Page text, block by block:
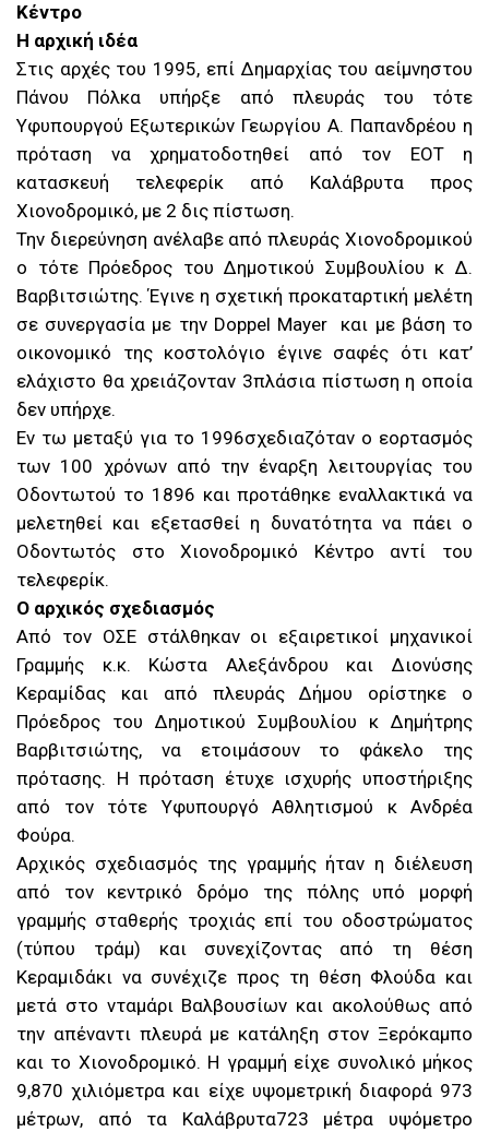
Κέντρο
Η αρχική ιδέα
Στις αρχές του 1995, επί Δημαρχίας του αείμνηστου
Πάνου Πόλκα υπήρξε από πλευράς του τότε
Υφυπουργού Εξωτερικών Γεωργίου Α. Παπανδρέου η
πρόταση να χρηματοδοτηθεί από τον ΕΟΤ η
κατασκευή τελεφερίκ από Καλάβρυτα προς
Χιονοδρομικό, με 2 δις πίστωση.
Την διερεύνηση ανέλαβε από πλευράς Χιονοδρομικού
ο τότε Πρόεδρος του Δημοτικού Συμβουλίου κ Δ.
Βαρβιτσιώτης. Έγινε η σχετική προκαταρτική μελέτη
σε συνεργασία με την Doppel Mayer και με βάση το
οικονομικό της κοστολόγιο έγινε σαφές ότι κατ’
ελάχιστο θα χρειάζονταν 3πλάσια πίστωση η οποία
δεν υπήρχε.
Εν τω μεταξύ για το 1996σχεδιαζόταν ο εορτασμός
των 100 χρόνων από την έναρξη λειτουργίας του
Οδοντωτού το 1896 και προτάθηκε εναλλακτικά να
μελετηθεί και εξετασθεί η δυνατότητα να πάει ο
Οδοντωτός στο Χιονοδρομικό Κέντρο αντί του
τελεφερίκ.
Ο αρχικός σχεδιασμός
Από τον ΟΣΕ στάλθηκαν οι εξαιρετικοί μηχανικοί
Γραμμής κ.κ. Κώστα Αλεξάνδρου και Διονύσης
Κεραμίδας και από πλευράς Δήμου ορίστηκε ο
Πρόεδρος του Δημοτικού Συμβουλίου κ Δημήτρης
Βαρβιτσιώτης, να ετοιμάσουν το φάκελο της
πρότασης. Η πρόταση έτυχε ισχυρής υποστήριξης
από τον τότε Υφυπουργό Αθλητισμού κ Ανδρέα
Φούρα.
Αρχικός σχεδιασμός της γραμμής ήταν η διέλευση
από τον κεντρικό δρόμο της πόλης υπό μορφή
γραμμής σταθερής τροχιάς επί του οδοστρώματος
(τύπου τράμ) και συνεχίζοντας από τη θέση
Κεραμιδάκι να συνέχιζε προς τη θέση Φλούδα και
μετά στο νταμάρι Βαλβουσίων και ακολούθως από
την απέναντι πλευρά με κατάληξη στον Ξερόκαμπο
και το Χιονοδρομικό. Η γραμμή είχε συνολικό μήκος
9,870 χιλιόμετρα και είχε υψομετρική διαφορά 973
μέτρων, από τα Καλάβρυτα723 μέτρα υψόμετρο